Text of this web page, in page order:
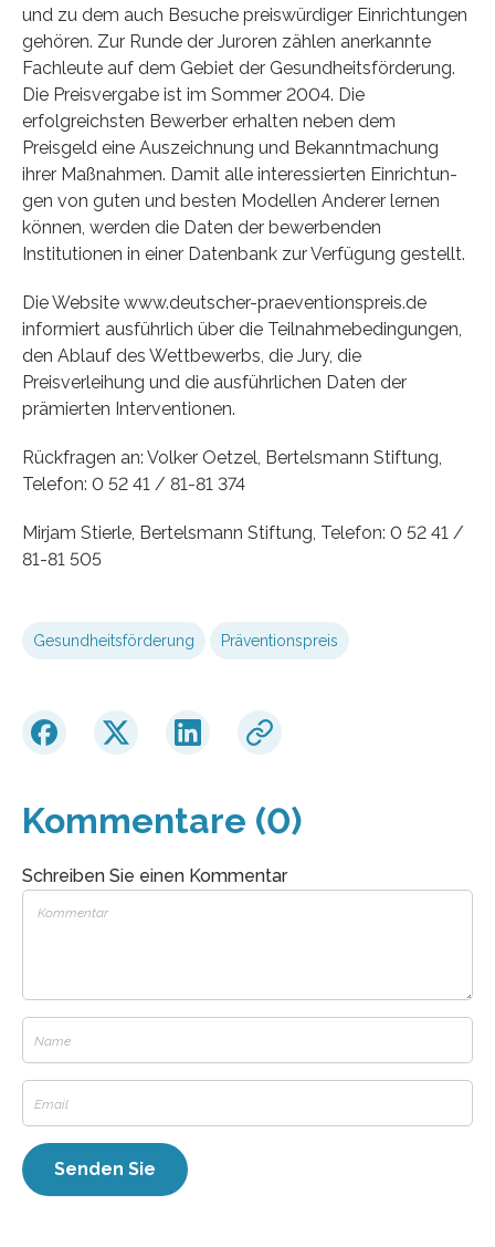
und zu dem auch Besuche preiswürdiger Einrichtungen
gehören. Zur Runde der Juroren zählen anerkannte
Fachleute auf dem Gebiet der Gesundheitsförderung.
Die Preisver­gabe ist im Sommer 2004. Die
erfolgreichsten Bewerber erhalten neben dem
Preisgeld eine Auszeichnung und Bekanntmachung
ihrer Maßnahmen. Damit alle interessierten Einrichtun­
gen von guten und besten Modellen Anderer lernen
können, werden die Daten der bewerben­den
Institutionen in einer Datenbank zur Verfügung gestellt.
Die Website www.deutscher-praeventionspreis.de
informiert ausführlich über die Teilnahmebedingungen,
den Ablauf des Wettbewerbs, die Jury, die
Preisverleihung und die ausführlichen Daten der
prämierten Interventionen.
Rückfragen an: Volker Oetzel, Bertelsmann Stiftung,
Telefon: 0 52 41 / 81-81 374
Mirjam Stierle, Bertelsmann Stiftung, Telefon: 0 52 41 /
81-81 505
Gesundheitsförderung Präventionspreis
Kommentare (0)
Schreiben Sie einen Kommentar